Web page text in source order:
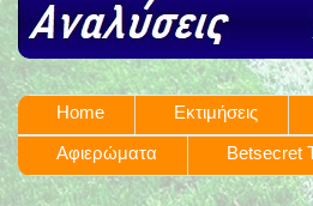
Home Εκτιμήσεις
Αφιερώματα
Betsecret